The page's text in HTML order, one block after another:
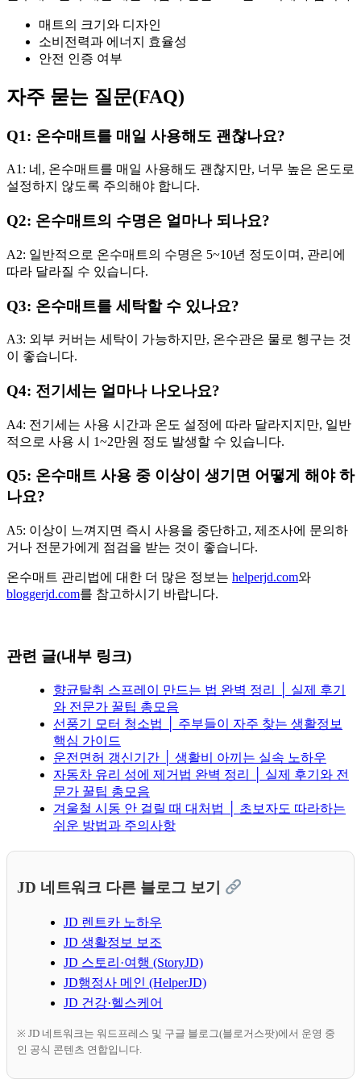
매트의 크기와 디자인
소비전력과 에너지 효율성
안전 인증 여부
자주 묻는 질문(FAQ)
Q1: 온수매트를 매일 사용해도 괜찮나요?
A1: 네, 온수매트를 매일 사용해도 괜찮지만, 너무 높은 온도로
설정하지 않도록 주의해야 합니다.
Q2: 온수매트의 수명은 얼마나 되나요?
A2: 일반적으로 온수매트의 수명은 5~10년 정도이며, 관리에
따라 달라질 수 있습니다.
Q3: 온수매트를 세탁할 수 있나요?
A3: 외부 커버는 세탁이 가능하지만, 온수관은 물로 헹구는 것
이 좋습니다.
Q4: 전기세는 얼마나 나오나요?
A4: 전기세는 사용 시간과 온도 설정에 따라 달라지지만, 일반
적으로 사용 시 1~2만원 정도 발생할 수 있습니다.
Q5: 온수매트 사용 중 이상이 생기면 어떻게 해야 하
나요?
A5: 이상이 느껴지면 즉시 사용을 중단하고, 제조사에 문의하
거나 전문가에게 점검을 받는 것이 좋습니다.
온수매트 관리법에 대한 더 많은 정보는 helperjd.com와
bloggerjd.com를 참고하시기 바랍니다.
관련 글(내부 링크)
향균탈취 스프레이 만드는 법 완벽 정리 │ 실제 후기
와 전문가 꿀팁 총모음
선풍기 모터 청소법 │ 주부들이 자주 찾는 생활정보
핵심 가이드
운전면허 갱신기간 │ 생활비 아끼는 실속 노하우
자동차 유리 성에 제거법 완벽 정리 │ 실제 후기와 전
문가 꿀팁 총모음
겨울철 시동 안 걸릴 때 대처법 │ 초보자도 따라하는
쉬운 방법과 주의사항
JD 네트워크 다른 블로그 보기
JD 렌트카 노하우
JD 생활정보 보조
JD 스토리·여행 (StoryJD)
JD행정사 메인 (HelperJD)
JD 건강·헬스케어
※ JD 네트워크는 워드프레스 및 구글 블로그(블로거스팟)에서 운영 중
인 공식 콘텐츠 연합입니다.